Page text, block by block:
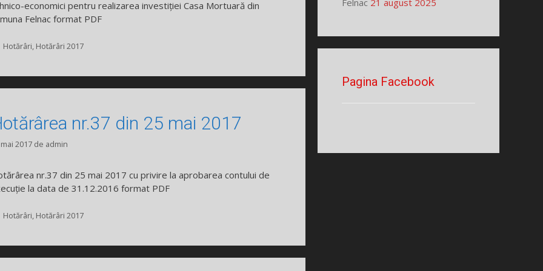
economici pentru realizarea investiției Casa Mortuară din
Felnac format PDF
Categorii
Hotărâri, Hotărâri 2017
nr.37 din 25 mai 2017
2017 de admin
nr.37 din 25 mai 2017 cu privire la aprobarea contului de
la data de 31.12.2016 format PDF
Categorii
Hotărâri, Hotărâri 2017
Felnac 21 august 2025
Pagina Facebook